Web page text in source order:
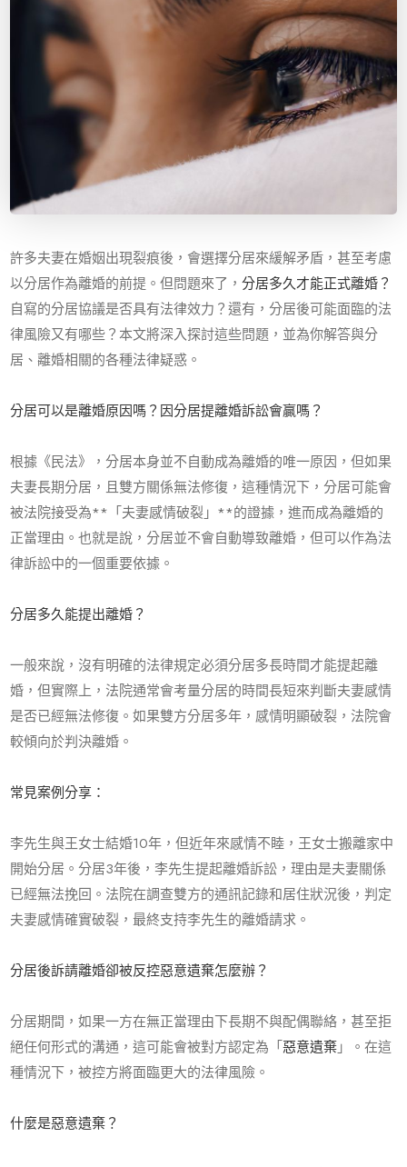
許多夫妻在婚姻出現裂痕後，會選擇分居來緩解矛盾，甚至考慮
以分居作為離婚的前提。但問題來了，分居多久才能正式離婚？
自寫的分居協議是否具有法律效力？還有，分居後可能面臨的法
律風險又有哪些？本文將深入探討這些問題，並為你解答與分
居、離婚相關的各種法律疑惑。
分居可以是離婚原因嗎？因分居提離婚訴訟會贏嗎？
根據《民法》，分居本身並不自動成為離婚的唯一原因，但如果
夫妻長期分居，且雙方關係無法修復，這種情況下，分居可能會
被法院接受為** 「夫妻感情破裂」 **的證據，進而成為離婚的
正當理由。也就是說，分居並不會自動導致離婚，但可以作為法
律訴訟中的一個重要依據。
分居多久能提出離婚？
一般來說，沒有明確的法律規定必須分居多長時間才能提起離
婚，但實際上，法院通常會考量分居的時間長短來判斷夫妻感情
是否已經無法修復。如果雙方分居多年，感情明顯破裂，法院會
較傾向於判決離婚。
常見案例分享：
李先生與王女士結婚10年，但近年來感情不睦，王女士搬離家中
開始分居。分居3年後，李先生提起離婚訴訟，理由是夫妻關係
已經無法挽回。法院在調查雙方的通訊記錄和居住狀況後，判定
夫妻感情確實破裂，最終支持李先生的離婚請求。
分居後訴請離婚卻被反控惡意遺棄怎麼辦？
分居期間，如果一方在無正當理由下長期不與配偶聯絡，甚至拒
絕任何形式的溝通，這可能會被對方認定為「惡意遺棄」。在這
種情況下，被控方將面臨更大的法律風險。
什麼是惡意遺棄？